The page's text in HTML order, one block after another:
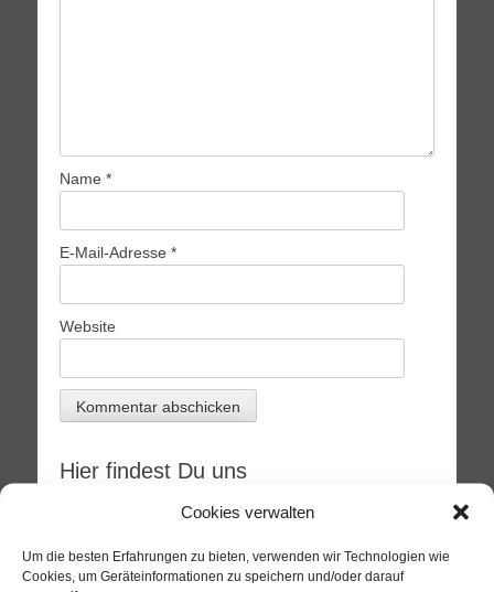
Cookies verwalten
Um die besten Erfahrungen zu bieten, verwenden wir Technologien wie
Cookies, um Geräteinformationen zu speichern und/oder darauf
Name *
E-Mail-Adresse *
Website
Hier findest Du uns
Brahmsplatz
04107 Leipzig